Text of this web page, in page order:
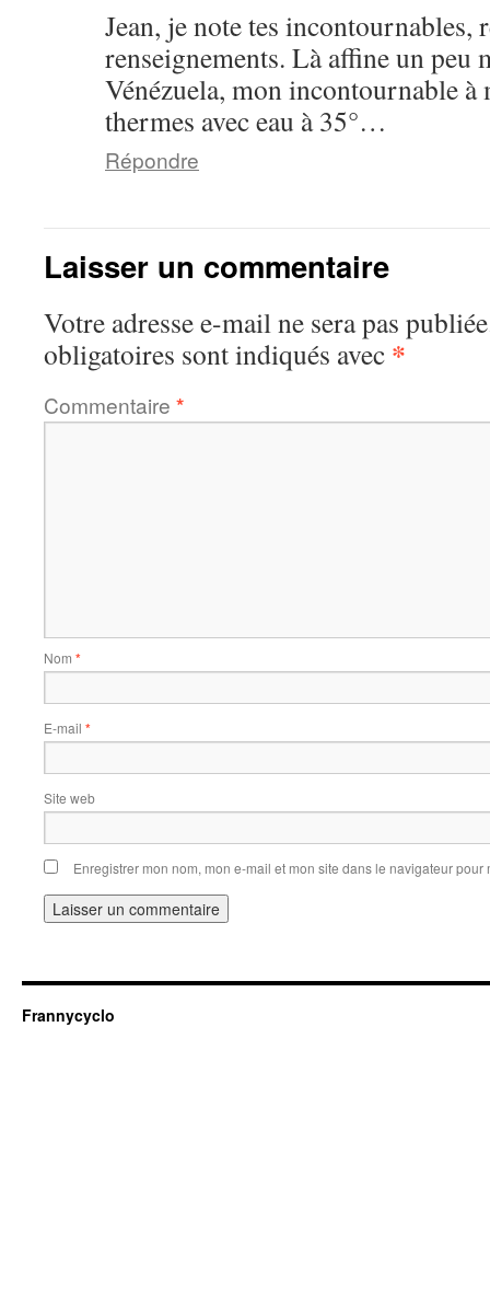
Jean, je note tes incontournables,
renseignements. Là affine un peu
Vénézuela, mon incontournable à
thermes avec eau à 35°…
Répondre
Laisser un commentaire
Votre adresse e-mail ne sera pas
obligatoires sont indiqués avec *
Commentaire *
Nom *
E-mail *
Site web
Enregistrer mon nom, mon e-mail et mon site dans le navigateur
Frannycyclo